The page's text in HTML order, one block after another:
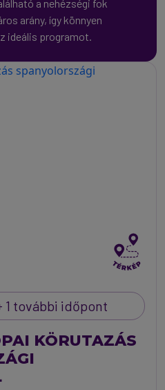
a nehézségi fok
arány, így könnyen
ideális programot.
1 további időpont
KÖRUTAZÁS